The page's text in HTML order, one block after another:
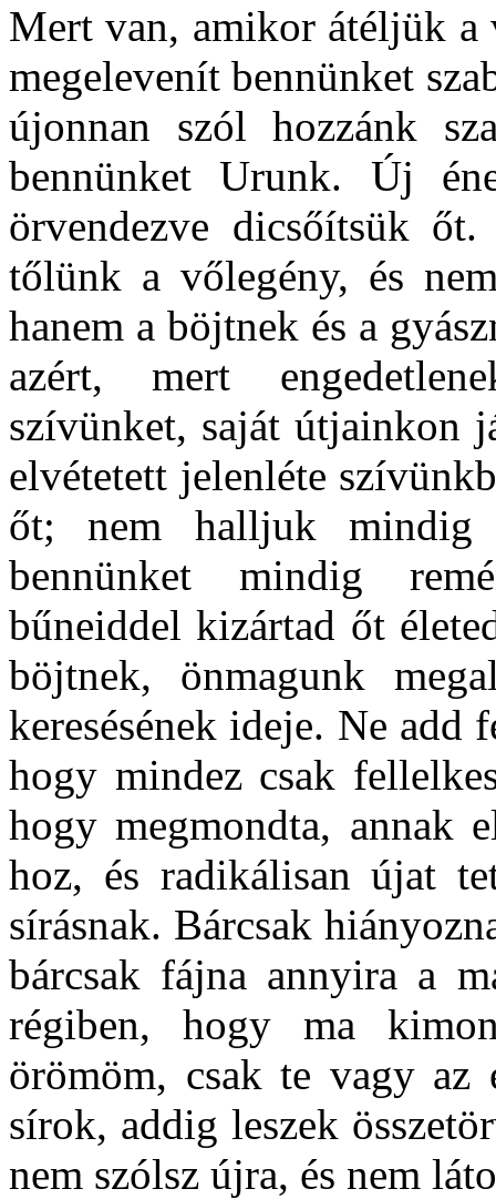
Mert van, amikor átéljük a
megelevenít bennünket
újonnan szól hozzánk
bennünket Urunk. Új
örvendezve dicsőítsük
tőlünk a vőlegény, és
hanem a böjtnek és a
azért, mert
szívünket, saját útjainkon
elvétetett jelenléte
őt; nem halljuk
bennünket mindig
bűneiddel kizártad őt
böjtnek, önmagunk
keresésének ideje. Ne add
hogy mindez csak
hogy megmondta, annak
hoz, és radikálisan újat
sírásnak. Bárcsak
bárcsak fájna annyira a
régiben, hogy ma
örömöm, csak te vagy az
sírok, addig leszek
nem szólsz újra, és nem